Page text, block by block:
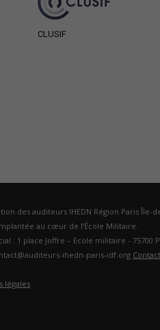
CLUSIF
des auditeurs IHEDN Région Paris Île-
au cœur de l’École Militaire.
: 1 place Joffre – Ecole militaire - 75700
ihedn-paris-idf.org
légales